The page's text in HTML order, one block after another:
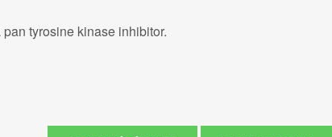
tyrosine kinase inhibitor.